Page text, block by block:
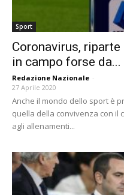
Sport
Coronavirus,
in campo forse da...
Redazione Nazionale -
27 Aprile 2020
Anche il mondo dello sport è
quella della convivenza con il
agli allenamenti...